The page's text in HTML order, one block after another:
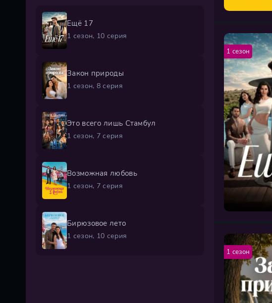
1 сезон
1 сезон
Ещё 17
1 сезон, 10 серия
Закон природы
1 сезон, 8 серия
Это всего лишь Стамбул
1 сезон, 7 серия
Возможная любовь
1 сезон, 7 серия
Бирюзовое лето
1 сезон, 10 серия